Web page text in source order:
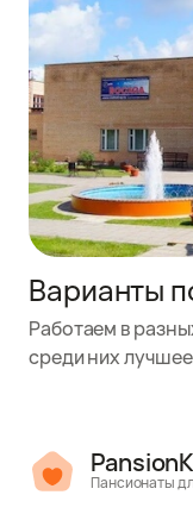
Варианты
Работаем в
среди них
Пансионаты